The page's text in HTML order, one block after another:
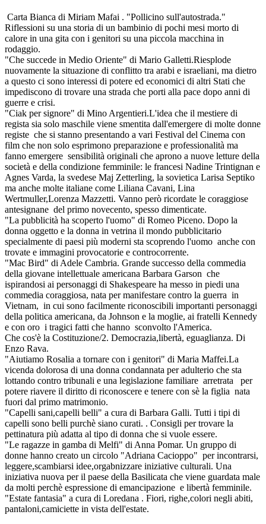
Carta Bianca di Miriam Mafai . "Pollicino sull'autostrada."
Riflessioni su una storia di un bambinio di pochi mesi morto di
calore in una gita con i genitori su una piccola macchina in
rodaggio.
"Che succede in Medio Oriente" di Mario Galletti.Riesplode
nuovamente la situazione di conflitto tra arabi e israeliani, ma dietro
a questo ci sono interessi di potere ed economici di altri Stati che
impediscono di trovare una strada che porti alla pace dopo anni di
guerre e crisi.
"Ciak per signore" di Mino Argentieri.L'idea che il mestiere di
regista sia solo maschile viene smentita dall'emergere di molte donne
registe che si stanno presentando a vari Festival del Cinema con
film che non solo esprimono preparazione e professionalità ma
fanno emergere sensibilità originali che aprono a nuove letture della
società e della condizione femminile: le francesi Nadine Trintignan e
Agnes Varda, la svedese Maj Zetterling, la sovietica Larisa Septiko
ma anche molte italiane come Liliana Cavani, Lina
Wertmuller,Lorenza Mazzetti. Vanno però ricordate le coraggiose
antesignane del primo novecento, spesso dimenticate.
"La pubblicità ha scoperto l'uomo" di Romeo Piceno. Dopo la
donna oggetto e la donna in vetrina il mondo pubblicitario
specialmente di paesi più moderni sta scoprendo l'uomo anche con
trovate e immagini provocatorie e controcorrente.
"Mac Bird" di Adele Cambria. Grande successo della commedia
della giovane intellettuale americana Barbara Garson che
ispirandosi ai personaggi di Shakespeare ha messo in piedi una
commedia coraggiosa, nata per manifestare contro la guerra in
Vietnam, in cui sono facilmente riconoscibili importanti personaggi
della politica americana, da Johnson e la moglie, ai fratelli Kennedy
e con oro i tragici fatti che hanno sconvolto l'America.
Che cos'è la Costituzione/2. Democrazia,libertà, eguaglianza. Di
Enzo Rava.
"Aiutiamo Rosalia a tornare con i genitori" di Maria Maffei.La
vicenda dolorosa di una donna condannata per adulterio che sta
lottando contro tribunali e una legislazione familiare arretrata per
potere riavere il diritto di riconoscere e tenere con sè la figlia nata
fuori dal primo matrimonio.
"Capelli sani,capelli belli" a cura di Barbara Galli. Tutti i tipi di
capelli sono belli purchè siano curati. . Consigli per trovare la
pettinatura più adatta al tipo di donna che si vuole essere.
"Le ragazze in gamba di Melfi" di Anna Pomar. Un gruppo di
donne hanno creato un circolo "Adriana Cacioppo" per incontrarsi,
leggere,scambiarsi idee,orgabnizzare iniziative culturali. Una
iniziativa nuova per il paese della Basilicata che viene guardata male
da molti perchè espressione di emancipazione e libertà femminile.
"Estate fantasia" a cura di Loredana . Fiori, righe,colori negli abiti,
pantaloni,camiciette in vista dell'estate.